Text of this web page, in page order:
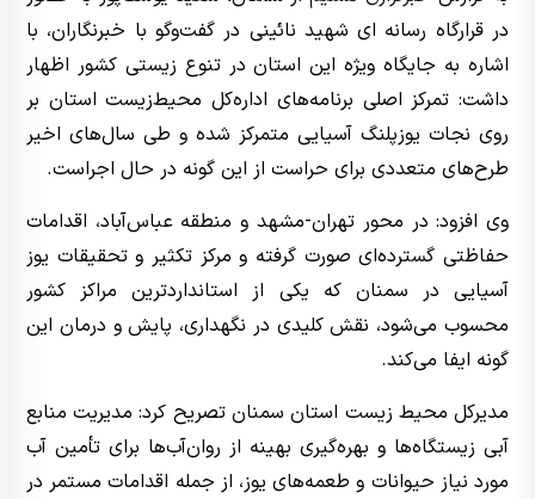
در قرارگاه رسانه ای شهید نائینی در گفت‌وگو با خبرنگاران، با
اشاره به جایگاه ویژه این استان در تنوع زیستی کشور اظهار
داشت: تمرکز اصلی برنامه‌های اداره‌کل محیط‌زیست استان بر
روی نجات یوزپلنگ آسیایی متمرکز شده و طی سال‌های اخیر
طرح‌های متعددی برای حراست از این گونه در حال اجراست.
وی افزود: در محور تهران-مشهد و منطقه عباس‌آباد، اقدامات
حفاظتی گسترده‌ای صورت گرفته و مرکز تکثیر و تحقیقات یوز
آسیایی در سمنان که یکی از استانداردترین مراکز کشور
محسوب می‌شود، نقش کلیدی در نگهداری، پایش و درمان این
گونه ایفا می‌کند.
مدیرکل محیط‌ زیست استان سمنان تصریح کرد: مدیریت منابع
آبی زیستگاه‌ها و بهره‌گیری بهینه از روان‌آب‌ها برای تأمین آب
مورد نیاز حیوانات و طعمه‌های یوز، از جمله اقدامات مستمر در